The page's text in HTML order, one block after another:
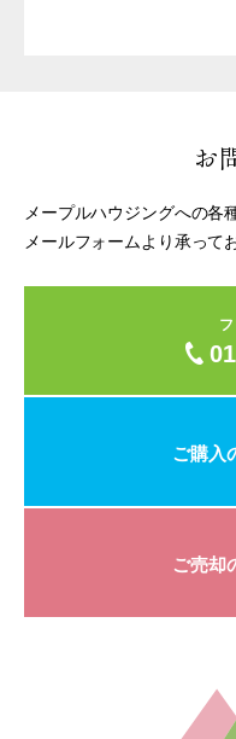
お
メープルハウジングへの各
メールフォームより承って
ご購入
ご売却